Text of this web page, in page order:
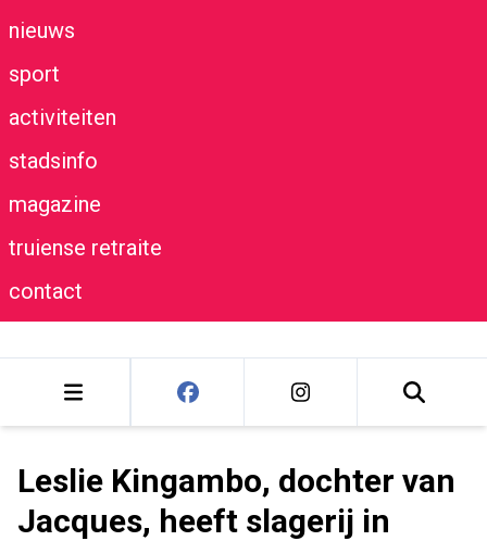
nieuws
sport
activiteiten
stadsinfo
magazine
truiense retraite
contact
Leslie Kingambo, dochter van
Jacques, heeft slagerij in